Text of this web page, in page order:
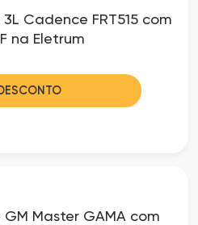
Cadence FRT515 com
na Eletrum
Master GAMA com